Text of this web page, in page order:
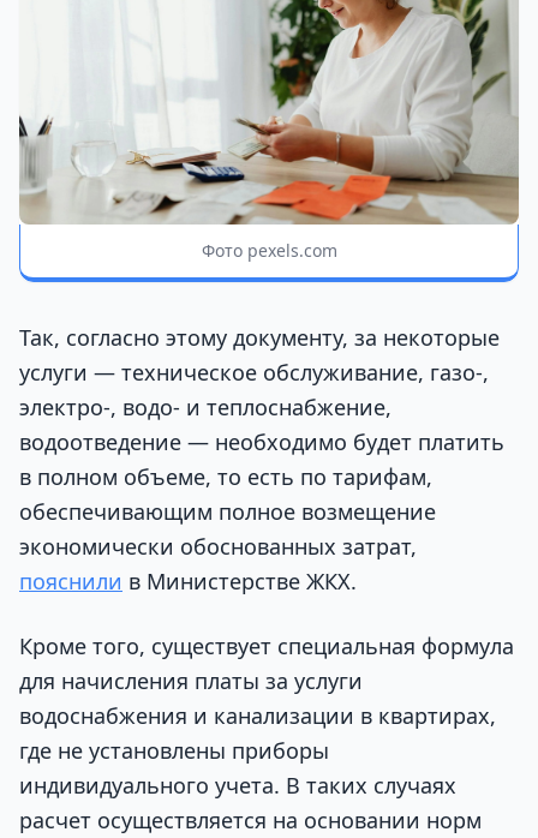
Фото pexels.com
Так, согласно этому документу, за некоторые
услуги — техническое обслуживание, газо-,
электро-, водо- и теплоснабжение,
водоотведение — необходимо будет платить
в полном объеме, то есть по тарифам,
обеспечивающим полное возмещение
экономически обоснованных затрат,
пояснили в Министерстве ЖКХ.
Кроме того, существует специальная формула
для начисления платы за услуги
водоснабжения и канализации в квартирах,
где не установлены приборы
индивидуального учета. В таких случаях
расчет осуществляется на основании норм